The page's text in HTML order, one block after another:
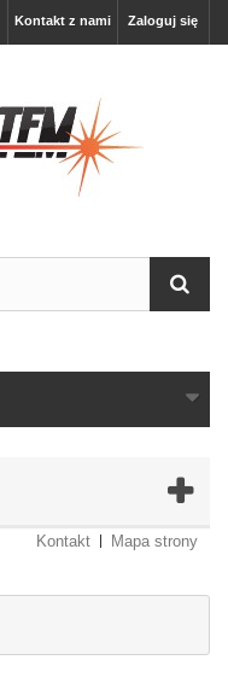
Zaloguj się
Kontakt z nami
Kontakt Mapa strony